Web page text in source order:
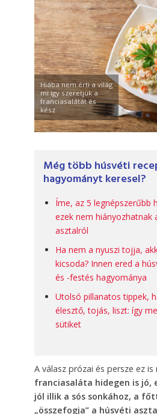
Hiába nem érti a világ
mi így szeretjük a
franciasalátát és
kész
Még több húsvéti
hagyományt keresel?
Íme, az 5 legnépszerűbb
ezek nem hiányozhatnak
asztalról
Ha nem a nyuszi tojja,
kicsoda? Innen ered a
és -festés hagyománya
Utolsó pillanatos tippek,
élesztő, tojás, liszt: így
sütiket
A válasz prózai és persze ez
franciasaláta hidegen is jó,
jól illik a sós sonkához, a
„összefogja” a húsvéti